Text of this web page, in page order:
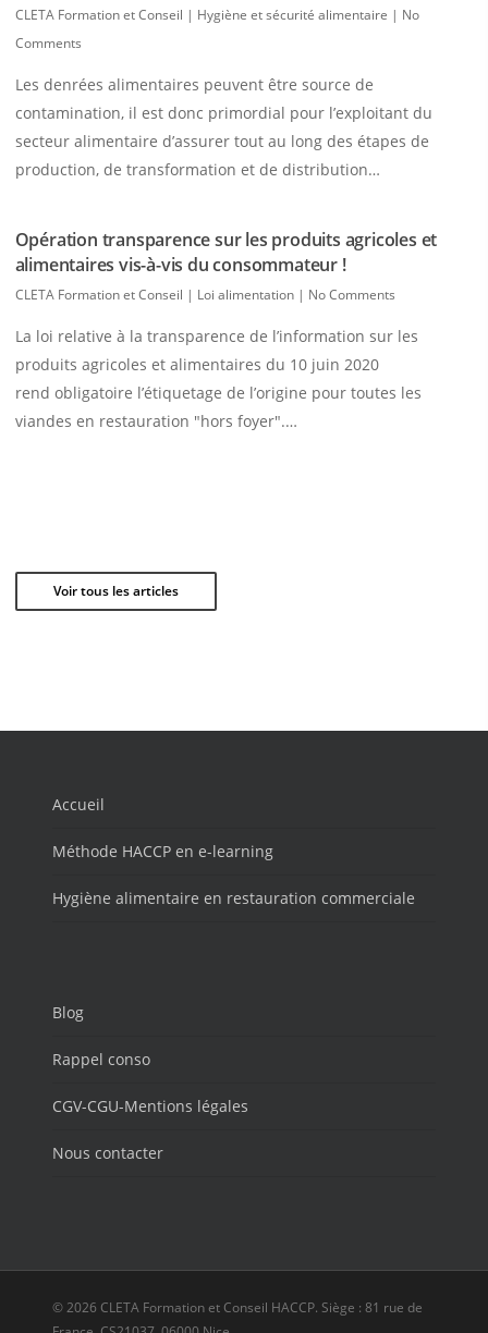
CLETA Formation et Conseil | Hygiène et sécurité alimentaire | No
Comments
Les denrées alimentaires peuvent être source de
contamination, il est donc primordial pour l’exploitant du
secteur alimentaire d’assurer tout au long des étapes de
production, de transformation et de distribution…
Opération transparence sur les produits agricoles et
alimentaires vis-à-vis du consommateur !
CLETA Formation et Conseil | Loi alimentation | No Comments
La loi relative à la transparence de l’information sur les
produits agricoles et alimentaires du 10 juin 2020
rend obligatoire l’étiquetage de l’origine pour toutes les
viandes en restauration "hors foyer".…
Voir tous les articles
Accueil
Méthode HACCP en e-learning
Hygiène alimentaire en restauration commerciale
Blog
Rappel conso
CGV-CGU-Mentions légales
Nous contacter
© 2026 CLETA Formation et Conseil HACCP. Siège : 81 rue de